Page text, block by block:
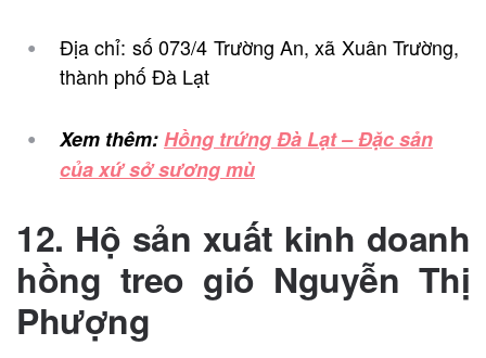
Địa chỉ: số 073/4 Trường An, xã Xuân Trường,
thành phố Đà Lạt
Xem thêm:Hồng trứng Đà Lạt – Đặc sản
của xứ sở sương mù
12. Hộ sản xuất kinh doanh
hồng treo gió Nguyễn Thị
Phượng